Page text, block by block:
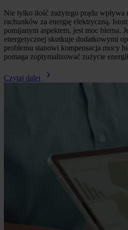
Nie tylko ilość zużytego prądu
rachunków za energię elektryczną.
pomijanym aspektem, jest moc bierna.
energetycznej skutkuje dodatkowymi
problemu stanowi kompensacja mocy
pomaga zoptymalizować zużycie
Czytaj dalej